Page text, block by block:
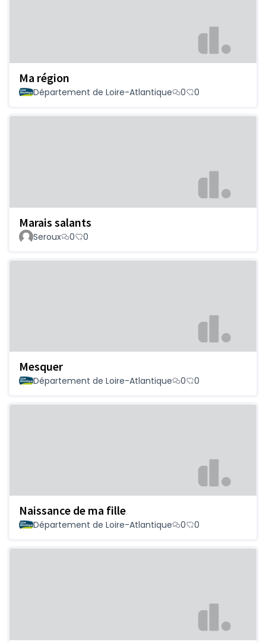
Ma région
Département de Loire-Atlantique 0 0
Marais salants
Seroux 0 0
Mesquer
Département de Loire-Atlantique 0 0
Naissance de ma fille
Département de Loire-Atlantique 0 0